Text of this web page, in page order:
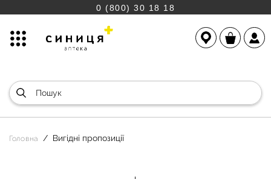
0 (800) 30 18 18
Головна Вигідні пропозиції